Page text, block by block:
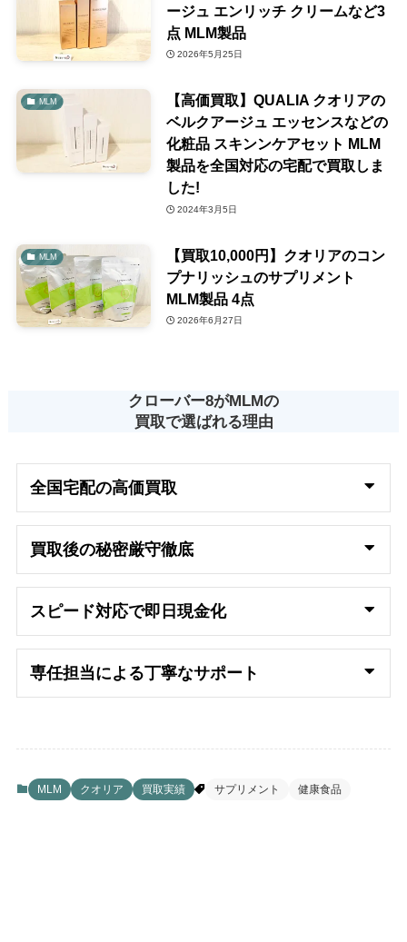
ージュ エンリッチ クリームなど3
点 MLM製品
2026年5月25日
MLM
【高価買取】QUALIA クオリアの
ベルクアージュ エッセンスなどの
化粧品 スキンンケアセット MLM
製品を全国対応の宅配で買取しま
した!
2024年3月5日
MLM
【買取10,000円】クオリアのコン
プナリッシュのサプリメント
MLM製品 4点
2026年6月27日
クローバー8がMLMの
買取で選ばれる理由
全国宅配の高価買取
買取後の秘密厳守徹底
スピード対応で即日 現金化
専任担当による丁寧なサポート
MLM クオリア 買取実績 サプリメント 健康食品